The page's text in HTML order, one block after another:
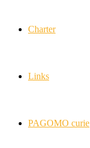
Charter
Links
PAGOMO curie